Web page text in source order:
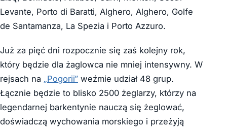
Levante, Porto di Baratti, Alghero, Alghero, Golfe
de Santamanza, La Spezia i Porto Azzuro.
Już za pięć dni rozpocznie się zaś kolejny rok,
który będzie dla żaglowca nie mniej intensywny. W
rejsach na „Pogorii” weźmie udział 48 grup.
Łącznie będzie to blisko 2500 żeglarzy, którzy na
legendarnej barkentynie nauczą się żeglować,
doświadczą wychowania morskiego i przeżyją